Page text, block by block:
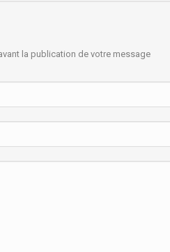
la publication de votre message